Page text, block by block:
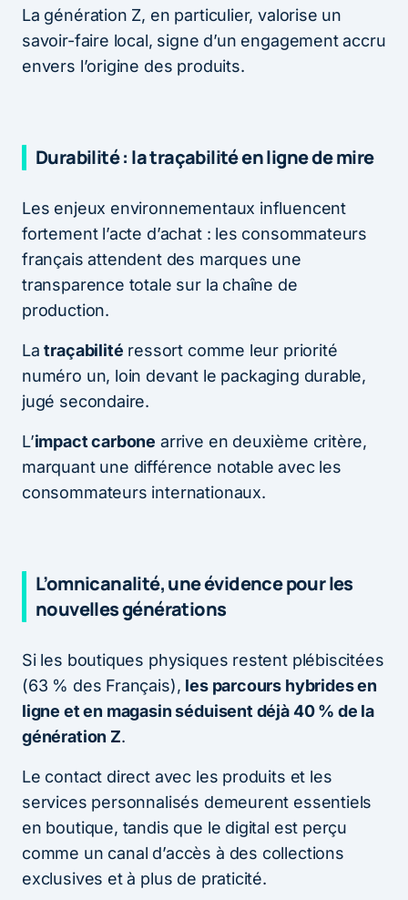
La génération Z, en particulier, valorise un
savoir-faire local, signe d’un engagement accru
envers l’origine des produits.
Durabilité : la traçabilité en ligne de mire
Les enjeux environnementaux influencent
fortement l’acte d’achat : les consommateurs
français attendent des marques une
transparence totale sur la chaîne de
production.
Latraçabilité ressort comme leur priorité
numéro un, loin devant le packaging durable,
jugé secondaire.
L’impact carbone arrive en deuxième critère,
marquant une différence notable avec les
consommateurs internationaux.
L’omnicanalité, une évidence pour les
nouvelles générations
Si les boutiques physiques restent plébiscitées
(63 % des Français), les parcours hybrides en
ligne et en magasin séduisent déjà 40 % de la
génération Z.
Le contact direct avec les produits et les
services personnalisés demeurent essentiels
en boutique, tandis que le digital est perçu
comme un canal d’accès à des collections
exclusives et à plus de praticité.